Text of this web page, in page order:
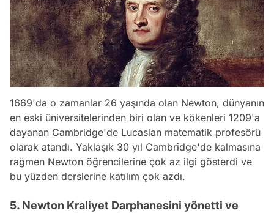
1669'da o zamanlar 26 yaşında olan Newton, dünyanın
en eski üniversitelerinden biri olan ve kökenleri 1209'a
dayanan Cambridge'de Lucasian matematik profesörü
olarak atandı. Yaklaşık 30 yıl Cambridge'de kalmasına
rağmen Newton öğrencilerine çok az ilgi gösterdi ve
bu yüzden derslerine katılım çok azdı.
5. Newton Kraliyet Darphanesini yönetti ve